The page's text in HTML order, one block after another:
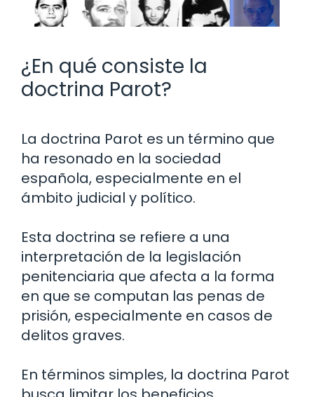
¿En qué consiste la
doctrina Parot?
La doctrina Parot es un término que
ha resonado en la sociedad
española, especialmente en el
ámbito judicial y político.
Esta doctrina se refiere a una
interpretación de la legislación
penitenciaria que afecta a la forma
en que se computan las penas de
prisión, especialmente en casos de
delitos graves.
En términos simples, la doctrina Parot